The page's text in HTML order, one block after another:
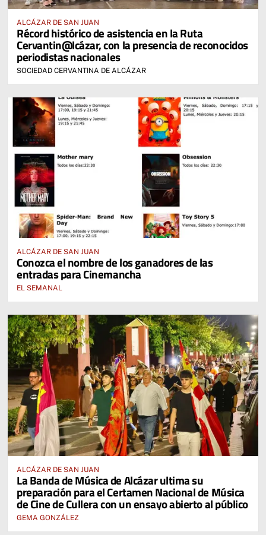
ALCÁZAR DE SAN JUAN
Récord histórico de asistencia en la Ruta
Cervantin@lcázar, con la presencia de reconocidos
periodistas nacionales
SOCIEDAD CERVANTINA DE ALCÁZAR
ALCÁZAR DE SAN JUAN
Conozca el nombre de los ganadores de las
entradas para Cinemancha
EL SEMANAL
ALCÁZAR DE SAN JUAN
La Banda de Música de Alcázar ultima su
preparación para el Certamen Nacional de Música
de Cine de Cullera con un ensayo abierto al público
GEMA GONZÁLEZ